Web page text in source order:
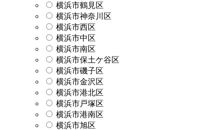
横浜市鶴見区
横浜市神奈川区
横浜市西区
横浜市中区
横浜市南区
横浜市保土ケ谷区
横浜市磯子区
横浜市金沢区
横浜市港北区
横浜市戸塚区
横浜市港南区
横浜市旭区